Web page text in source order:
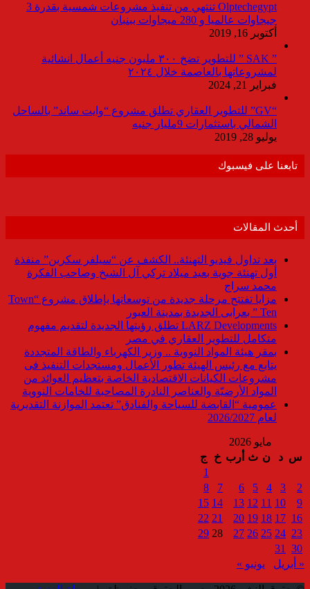
Olptechegypt تنتهي من تنفيذ مشروعات شمسية بقدرة 3
جيجاوات عالميا و 280 ميجاوات ببنبان
أكتوبر 16, 2019
” SAK ” للتطوير تضخ ٣٠٠ مليون جنيه أعمال انشائية
لمشروعاتها بالعاصمة خلال ٢٠٢٤
فبراير 21, 2024
“GV” للتطوير العقاري تطلق مشروع “وايت ساند” بالساحل
الشمالي باستثمارات 9مليار جنيه
يوليو 28, 2019
تابعنا على فيسبوك
أحدث المقالات
بعد تداول فيديو التهنئة.. الكشف عن “سيلفر سكرين” منفذة
أول تهنئة جوية بعيد ميلاد تركي آل الشيخ وصاحب الفكرة
محمد سراج
مزايا تفتتح مرحلة جديدة من توسعاتها بإطلاق مشروع “Town
Ten ” بعرابى الجديدة بمدينة العبور
LARZ Developments تطلق رؤيتها الجديدة لتقديم مفهوم
متكامل للتطوير العقاري في مصر
بمقر هيئة المواد النووية .. وزير الكهرباء والطاقة المتجددة
يتابع مع رئيس الهيئة تطور الأعمال ومستجدات التنفيذ فى
مشروعات الكيانات الاقتصادية الخاصة بتعظيم العوائد من
المواد الأرضيّة والعناصر النادرة المصاحبة للخامات النووية
عمومية “القابضة للسياحة والفنادق” تعتمد الموازنة التقديرية
لعام 2026/2027
مايو 2026
س د ن ث أرب خ
ج
1
2
3
4
5
6
7
8
9
10
11
12
13
14
15
16
17
18
19
20
21
22
23
24
25
26
27
28
29
30
31
« أبريل
يونيو »